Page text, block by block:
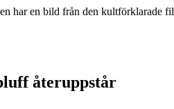
har en bild från den kultförklarade
återuppstår